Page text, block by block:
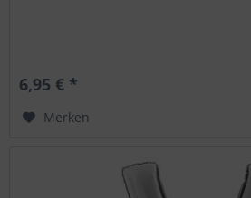
6,95 € *
Merken